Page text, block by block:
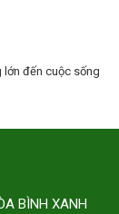
lớn đến cuộc sống
BÌNH XANH